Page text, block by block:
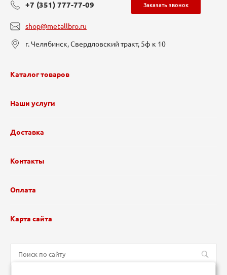
+7 (351) 777-77-09 Заказать звонок
shop@metallbro.ru
г. Челябинск, Свердловский тракт, 5ф к 10
Каталог товаров
Наши услуги
Доставка
Контакты
Оплата
Карта сайта